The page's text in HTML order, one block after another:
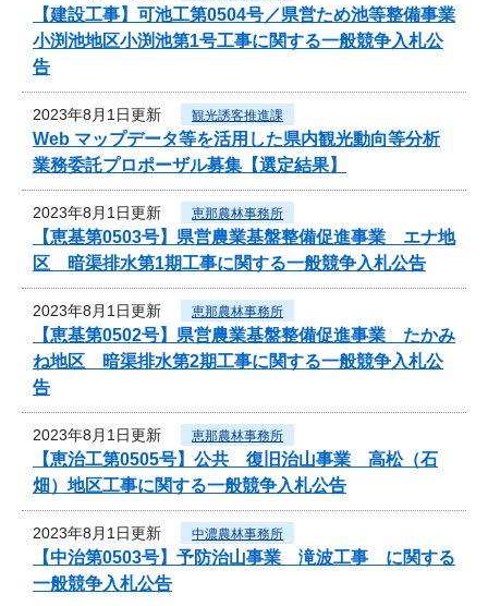
【建設工事】可池工第0504号／県営ため池等整備事業
小渕池地区小渕池第1号工事に関する一般競争入札公
告
2023年8月1日更新 観光誘客推進課
Web マップデータ等を活用した県内観光動向等分析
業務委託プロポーザル募集【選定結果】
2023年8月1日更新 恵那農林事務所
【恵基第0503号】県営農業基盤整備促進事業 エナ地
区 暗渠排水第1期工事に関する一般競争入札公告
2023年8月1日更新 恵那農林事務所
【恵基第0502号】県営農業基盤整備促進事業 たかみ
ね地区 暗渠排水第2期工事に関する一般競争入札公
告
2023年8月1日更新 恵那農林事務所
【恵治工第0505号】公共 復旧治山事業 高松（石
畑）地区工事に関する一般競争入札公告
2023年8月1日更新 中濃農林事務所
【中治第0503号】予防治山事業 滝波工事 に関する
一般競争入札公告